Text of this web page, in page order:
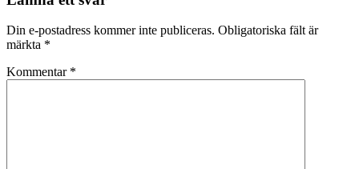
Din e-postadress kommer inte publiceras. Obligatoriska fält är
märkta *
Kommentar *